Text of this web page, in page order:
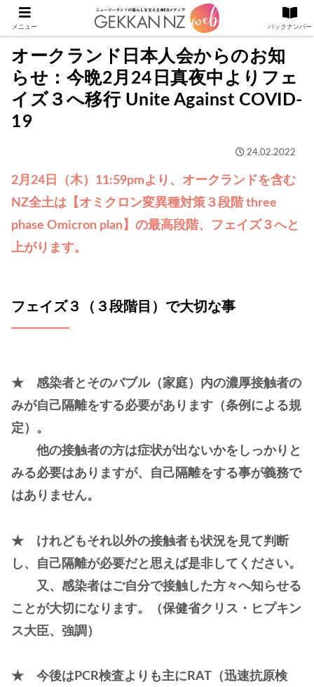
オークランド日本人会からのお知
らせ：今晩2月24日真夜中よりフェ
イズ３へ移行 Unite Against COVID-
19
24.02.2022
2月24日（木）11:59pmより、オークランドを含む
NZ全土は【オミクロン変異種対策３段階 three
phase Omicron plan】の最高段階、フェイズ３へと
上がります。
フェイズ３（３段階目）で大切な事
★ 感染者とそのバブル（家庭）内の濃厚接触者の
みが自己隔離をする必要があります（条例による規
定）。
他の接触者の方は症状が出ないかをしっかりと
みる必要はありますが、自己隔離をする事が義務で
はありません。
★ けれどもそれ以外の接触者も状況を見て判断
し、自己隔離が必要だと思えば是非してください。
又、感染者はご自分で接触した方々へ知らせる
ことが大切になります。（保健省クリス・ヒプキン
ス大臣、強調）
★ 今後はPCR検査よりも主にRAT（迅速抗原検
メニュー バックナンバー